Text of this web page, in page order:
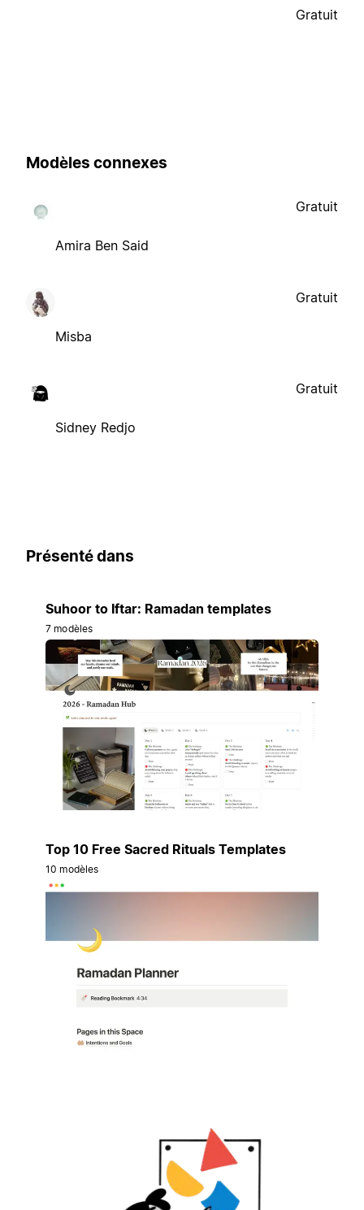
Gratuit
Modèles connexes
Amira Ben Said
Gratuit
Misba
Gratuit
Sidney Redjo
Gratuit
Présenté dans
Suhoor to Iftar: Ramadan templates
7 modèles
Top 10 Free Sacred Rituals Templates
10 modèles